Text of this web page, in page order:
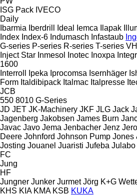
ISG Pack IVECO
Daily
Ibarmia
Iberdrill Ideal Iemca Ilapak
Index Index-6 Indumasch Infastaub
G-series P-series R-series T-series
Inject Star Inmesol Inotec Inoxpa
1600
Interroll
Ipeka Iprocomsa Isernhäger
Form Italdibipack Italmac Italpresse
JCB
550 8010 G-Series
JD JET JK-Machinery JKF JLG Jack
Jagenberg Jakobsen James Burn
Javac Javo Jema Jenbacher Jenz
Deere Johnford Johnson Pump Jones
Josting Jouanel Juaristi Jufeba Julabo
FC
Jung
HF
Jungner Junker Jurmet Jörg K+G
KHS KIA KMA KSB KUKA